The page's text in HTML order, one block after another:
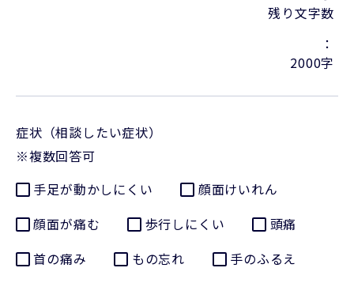
残り文字数
：
2000字
症状（相談したい症状）
※複数回答可
手足が動かしにくい
顔面けいれん
顔面が痛む
歩行しにくい
頭痛
首の痛み
もの忘れ
手のふるえ